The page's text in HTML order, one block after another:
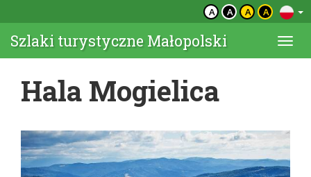
A A A A
Szlaki turystyczne Małopolski
Hala Mogielica